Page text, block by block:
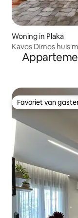
Woning in Plaka
Kavos Dimos huis
Favoriet van
Favoriet van